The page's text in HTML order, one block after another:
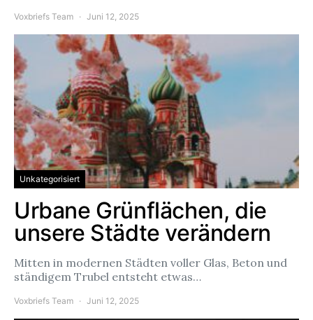
Voxbriefs Team Juni 12, 2025
Unkategorisiert
Urbane Grünflächen, die
unsere Städte verändern
Mitten in modernen Städten voller Glas, Beton und
ständigem Trubel entsteht etwas…
Voxbriefs Team Juni 12, 2025